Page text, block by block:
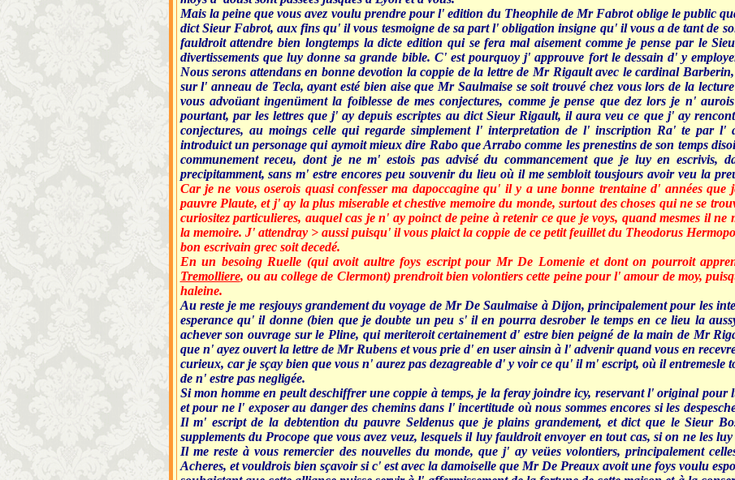
Mais la peine que vous avez voulu prendre pour l' edition du Theophile de Mr Fabrot oblige le public
dict Sieur Fabrot, aux fins qu' il vous tesmoigne de sa part l' obligation insigne qu' il vous a de tant de
fauldroit attendre bien longtemps la dicte edition qui se fera mal aisement comme je pense par le
divertissements que luy donne sa grande bible. C' est pourquoy j' approuve fort le dessain d' y
Nous serons attendans en bonne devotion la coppie de la lettre de Mr Rigault avec le cardinal
sur l' anneau de Tecla, ayant esté bien aise que Mr Saulmaise se soit trouvé chez vous lors de la
vous advoüant ingenüment la foiblesse de mes conjectures, comme je pense que dez lors je n'
pourtant, par les lettres que j' ay depuis escriptes au dict Sieur Rigault, il aura veu ce que j' ay
conjectures, au moings celle qui regarde simplement l' interpretation de l' inscription Ra' te par l'
introduict un personage qui aymoit mieux dire Rabo que Arrabo comme les prenestins de son temps
communement receu, dont je ne m' estois pas advisé du commancement que je luy en escrivis,
precipitamment, sans m' estre encores peu souvenir du lieu où il me sembloit tousjours avoir veu la
Car je ne vous oserois quasi confesser ma dapoccagine qu' il y a une bonne trentaine d' années que
pauvre Plaute, et j' ay la plus miserable et chestive memoire du monde, surtout des choses qui ne se
curiositez particulieres, auquel cas je n' ay poinct de peine à retenir ce que je voys, quand mesmes il ne
la memoire. J' attendray > aussi puisqu' il vous plaict la coppie de ce petit feuillet du Theodorus
bon escrivain grec soit decedé.
En un besoing Ruelle (qui avoit aultre foys escript pour Mr De Lomenie et dont on pourroit
Tremolliere, ou au college de Clermont) prendroit bien volontiers cette peine pour l' amour de moy,
haleine.
Au reste je me resjouys grandement du voyage de Mr De Saulmaise à Dijon, principalement pour les
esperance qu' il donne (bien que je doubte un peu s' il en pourra desrober le temps en ce lieu la
achever son ouvrage sur le Pline, qui meriteroit certainement d' estre bien peigné de la main de Mr
que n' ayez ouvert la lettre de Mr Rubens et vous prie d' en user ainsin à l' advenir quand vous en
curieux, car je sçay bien que vous n' aurez pas dezagreable d' y voir ce qu' il m' escript, où il entremesle
de n' estre pas negligée.
Si mon homme en peult deschiffrer une coppie à temps, je la feray joindre icy, reservant l' original pour
et pour ne l' exposer au danger des chemins dans l' incertitude où nous sommes encores si les
Il m' escript de la debtention du pauvre Seldenus que je plains grandement, et dict que le Sieur
supplements du Procope que vous avez veuz, lesquels il luy fauldroit envoyer en tout cas, si on ne les
Il me reste à vous remercier des nouvelles du monde, que j' ay veües volontiers, principalement
Acheres, et vouldrois bien sçavoir si c' est avec la damoiselle que Mr De Preaux avoit une foys voulu